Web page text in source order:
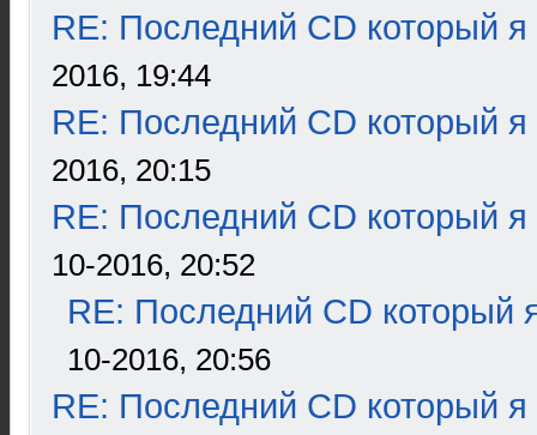
RE: Последний CD который я
2016, 19:44
RE: Последний CD который я
2016, 20:15
RE: Последний CD который я
10-2016, 20:52
RE: Последний CD который
10-2016, 20:56
RE: Последний CD который я